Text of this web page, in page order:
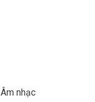
Âm nhạc